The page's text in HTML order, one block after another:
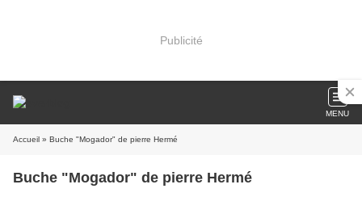
Publicité
MENU
Accueil » Buche "Mogador" de pierre Hermé
Buche "Mogador" de pierre Hermé